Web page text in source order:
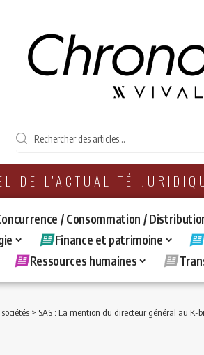
DE L'ACTUALITÉ
/ Consommation /
Finance et patrimoine
Ressources humaines
> SAS : La mention du directeur général au K-bis ne prouve pas que le directeur général puisse la